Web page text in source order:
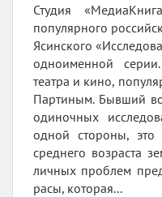
Студия
популярного
Ясинского
одноименной
театра и кино,
Партиным. Бывший
одиночных
одной стороны, это
среднего возраста
личных проблем
расы, которая...